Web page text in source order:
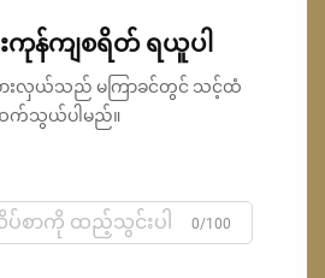
ကုန်ကျစရိတ် ရယူပါ
းလှယ်သည် မကြာခင်တွင် သင့်ထံ
က်သွယ်ပါမည်။
0/100